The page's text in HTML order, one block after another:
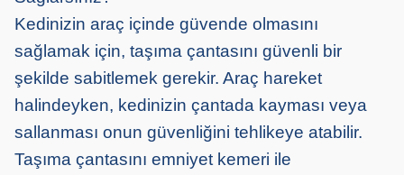
Kedinizin araç içinde güvende olmasını
sağlamak için, taşıma çantasını güvenli bir
şekilde sabitlemek gerekir. Araç hareket
halindeyken, kedinizin çantada kayması veya
sallanması onun güvenliğini tehlikeye atabilir.
Taşıma çantasını emniyet kemeri ile